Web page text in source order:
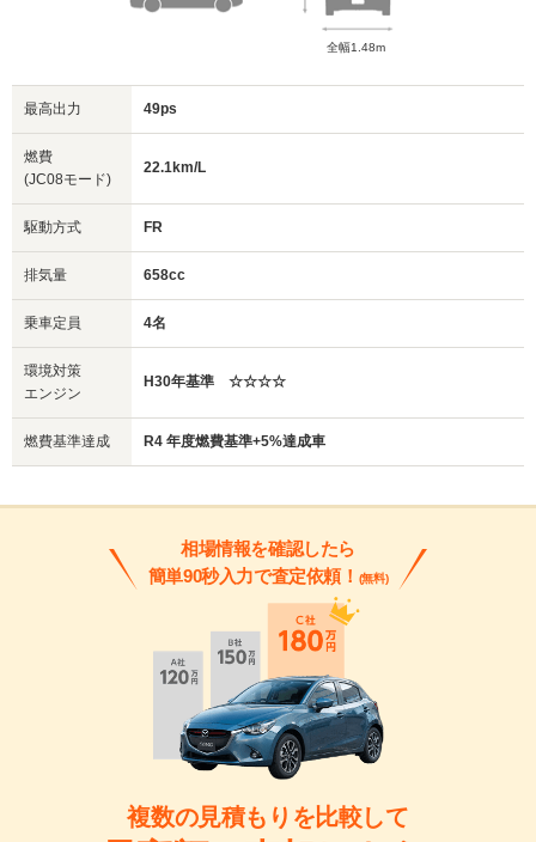
全幅1.48m
最高出力 49ps
燃費
(JC08モード)
22.1km/L
駆動方式 FR
排気量 658cc
乗車定員 4名
環境対策
エンジン
H30年基準 ☆☆☆☆
燃費基準達成 R4 年度燃費基準+5%達成車
相場情報を確認したら
簡単90秒入力で査定依頼！ (無料)
複数の見積もりを比較して